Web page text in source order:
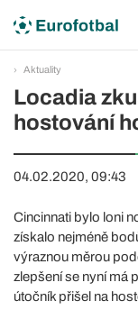
Aktuality
Locadia
hostování
04.02.2020, 09:43
Cincinnati bylo loni
získalo nejméně
výraznou měrou
zlepšení se nyní má
útočník přišel na